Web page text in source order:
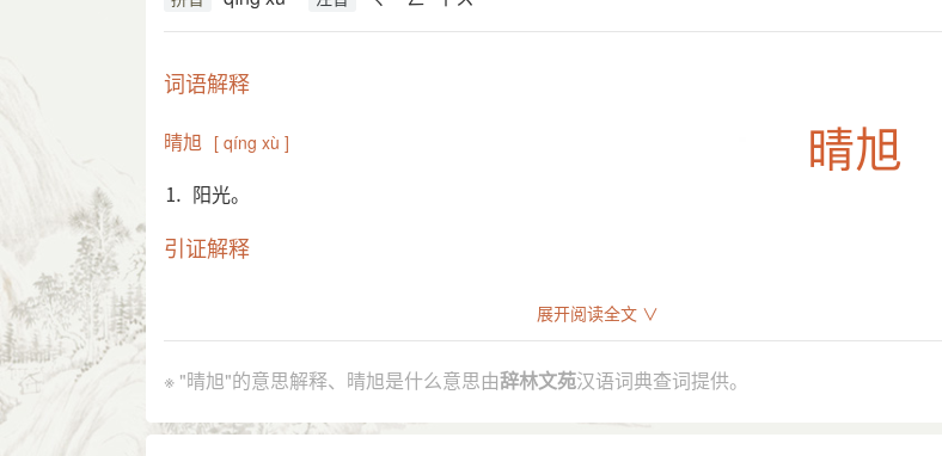
词语解释
晴旭 [ qíng xù ]
⒈ 阳光。
引证解释
清 顾炎武 《酬李子德二十四韵》：“柴门晴旭下，松径谷风舒。”
旭。”
陈去病 《访安如》诗：“此去壮图如可展，一鞭晴旭返中原。”
展开阅读全文 ∨
※ "晴旭"的意思解释、晴旭是什么意思由辞林文苑汉语词典查词提供。